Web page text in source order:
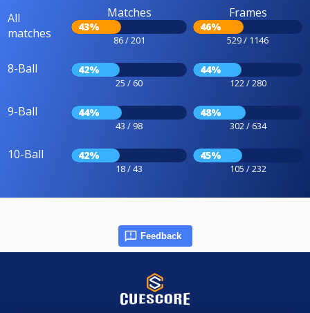
All
matches
Matches
43%
86 / 201
Frames
46%
529 / 1146
8-Ball 42%
25 / 60
44%
122 / 280
9-Ball 44%
43 / 98
48%
302 / 634
10-Ball 42%
18 / 43
45%
105 / 232
Feedback